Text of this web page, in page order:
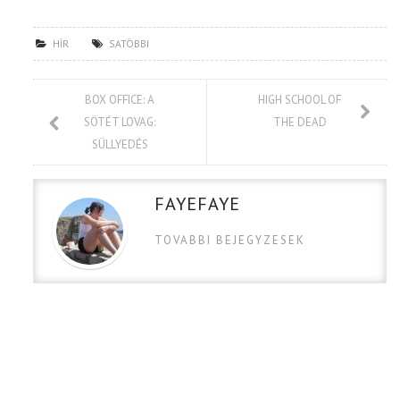
HÍR SATÖBBI
BOX OFFICE: A
SÖTÉT LOVAG:
SÜLLYEDÉS
HIGH SCHOOL OF
THE DEAD
FAYEFAYE
TOVABBI BEJEGYZESEK